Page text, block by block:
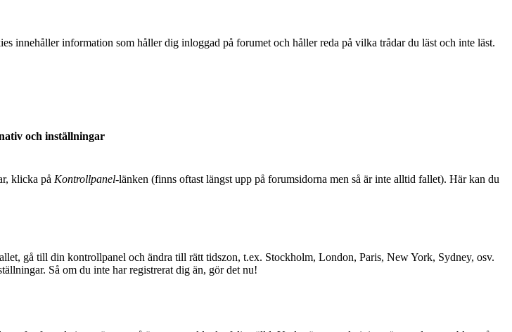
innehåller information som håller dig inloggad på forumet och håller reda på vilka trådar du läst och inte läst.
och inställningar
klicka på Kontrollpanel-länken (finns oftast längst upp på forumsidorna men så är inte alltid fallet). Här kan du
gå till din kontrollpanel och ändra till rätt tidszon, t.ex. Stockholm, London, Paris, New York, Sydney, osv.
Så om du inte har registrerat dig än, gör det nu!